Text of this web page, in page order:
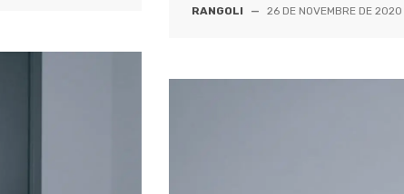
RANGOLI — 26 DE NOVEMBRE DE 2020